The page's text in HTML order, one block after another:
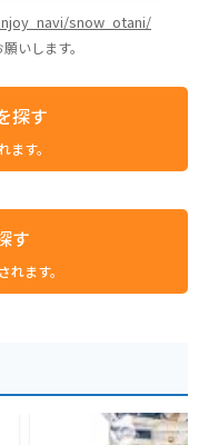
snow_otani/
いします。
探す
す。
す
ます。